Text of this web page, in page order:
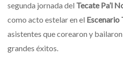
segunda jornada del Tecate Pa’l
como acto estelar en el Escenario
asistentes que corearon y
grandes éxitos.